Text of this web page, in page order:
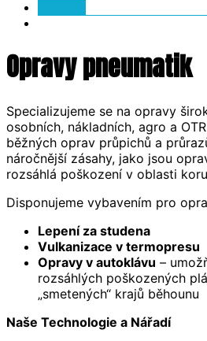
Opravy pneumatik
Specializujeme se na opravy
osobních, nákladních, agro a
běžných oprav průpichů a
náročnější zásahy, jako jsou
rozsáhlá poškození v oblasti
Disponujeme vybavením pro
Lepení za studena
Vulkanizace v termopresu
Opravy v autoklávu –
rozsáhlých poškozených
„smetených“ krajů běhounu
Naše Technologie a Nářadí